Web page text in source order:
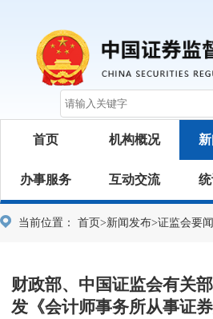
首页 机构概况
办事服务 互动交流
当前位置： 首页>新闻发布>证监会要闻
财政部、中国证监会有关
发《会计师事务所从事证